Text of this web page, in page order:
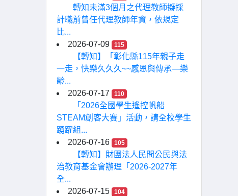
轉知未滿3個月之代理教師擬採
計職前曾任代理教師年資，依規定
比...
2026-07-09
115
【轉知】「彰化縣115年親子走
一走，快樂久久久~~感恩與傳承—樂
齡...
2026-07-17
110
「2026全國學生遙控帆船
STEAM創客大賽」活動，請全校學生
踴躍組...
2026-07-16
105
【轉知】財團法人民間公民與法
治教育基金會辦理「2026-2027年
全...
2026-07-15
104